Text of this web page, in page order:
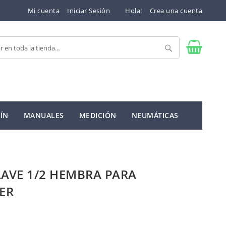
Mi cuenta Iniciar Sesión Hola! Crea una cuenta
Buscar
MANUALES MEDICIÓN NEUMÁTICAS
1/2 HEMBRA PARA